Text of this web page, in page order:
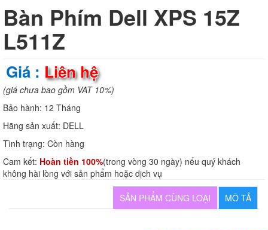
Bàn Phím Dell XPS 15Z
L511Z
Giá : Liên hệ
(giá chưa bao gồm VAT 10%)
Bảo hành: 12 Tháng
Hãng sản xuất: DELL
Tình trạng: Còn hàng
Cam kết: Hoàn tiền 100%(trong vòng 30 ngày) nếu quý khách
không hài lòng với sản phẩm hoặc dịch vụ
MÔ TẢ
SẢN PHẨM CÙNG LOẠI